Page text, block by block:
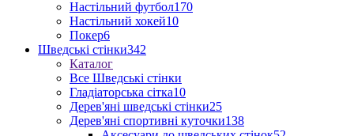
Настільний футбол170
Настільний хокей10
Покер6
Шведські стінки342
Каталог
Все Шведські стінки
Гладіаторська сітка10
Дерев'яні шведські стінки25
Дерев'яні спортивні куточки138